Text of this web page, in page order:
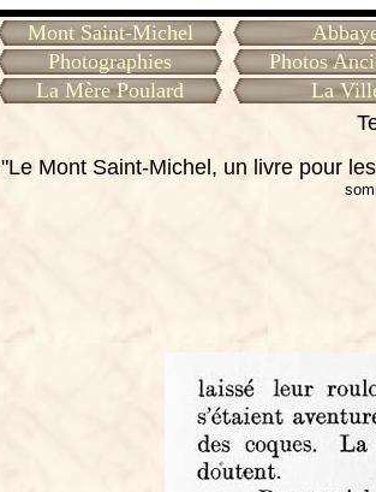
Mont Saint-Michel
Photographies
Photos
La Mère Poulard
La
"Le Mont Saint-Michel, un livre pour